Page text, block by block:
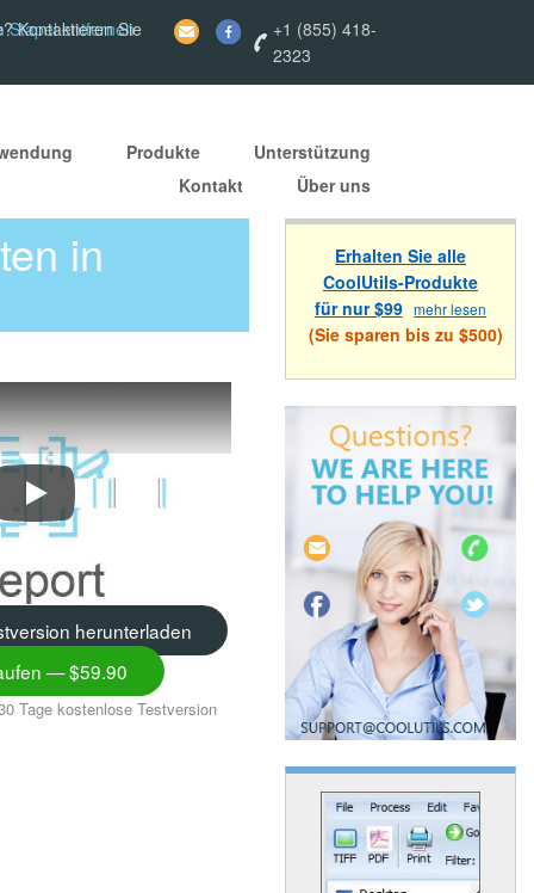
Stapel entfernen
Kontaktieren Sie
+1 (855) 418-
2323
Produkte
Unterstützung
Kontakt
Über uns
in
So erkennen und entfernen Sie leere Seiten aus TIFF-Dateien
herunterladen
— $59.90
Tage kostenlose Testversion
Erhalten Sie alle
CoolUtils-Produkte
für nur $99 mehr lesen
(Sie sparen bis zu $500)